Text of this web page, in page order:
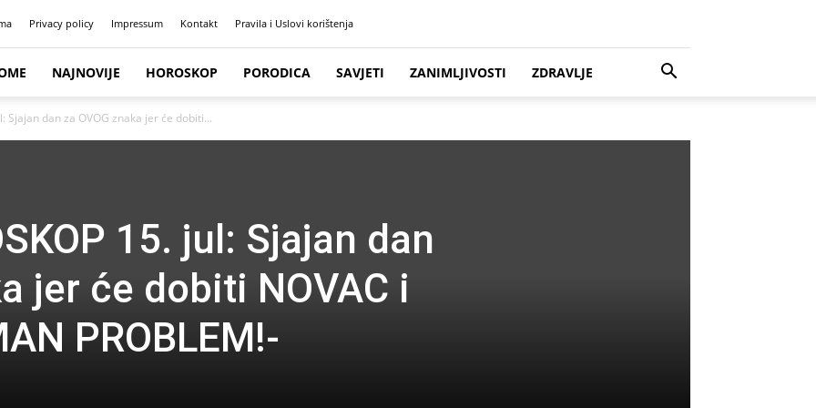
Privacy policy Impressum Kontakt Pravila i Uslovi korištenja
NAJNOVIJE HOROSKOP PORODICA SAVJETI ZANIMLJIVOSTI ZDRAVLJE
Sjajan dan za OVOG znaka jer će dobiti...
15. jul: Sjajan dan
jer će dobiti NOVAC i
PROBLEM!-